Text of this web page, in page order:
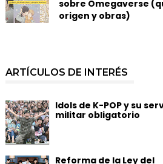
sobre Omegaverse
origen y obras)
ARTÍCULOS DE INTERÉS
Idols de K-POP y su
militar obligatorio
Reforma de la Ley del